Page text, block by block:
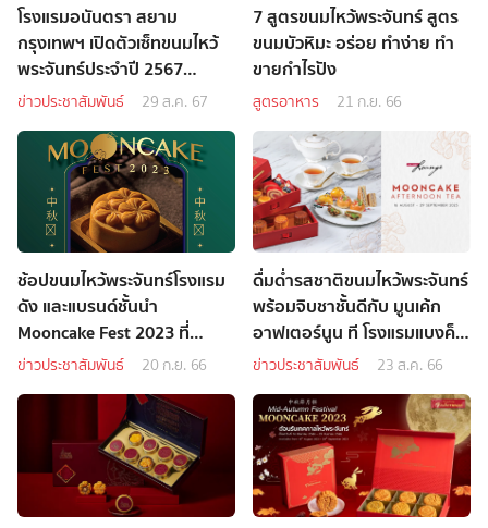
โรงแรมอนันตรา สยาม
กรุงเทพฯ เปิดตัวเซ็ทขนมไหว้
พระจันทร์ประจำปี 2567
EMPEROR COLLECTION
ข่าวประชาสัมพันธ์ 29 ส.ค. 67
7 สูตรขนมไหว้พระจันทร์ สูตร
ขนมบัวหิมะ อร่อย ทำง่าย ทำ
ขายกำไรปัง
สูตรอาหาร 21 ก.ย. 66
ช้อปขนมไหว้พระจันทร์โรงแรม
ดัง และแบรนด์ชั้นนำ
Mooncake Fest 2023 ที่
เซ็นทรัล
ข่าวประชาสัมพันธ์ 20 ก.ย. 66
ดื่มด่ำรสชาติขนมไหว้พระจันทร์
พร้อมจิบชาชั้นดีกับ มูนเค้ก
อาฟเตอร์นูน ที โรงแรมแบงค็
อก แมริออท มาร์คีส์ ควีนส์
ข่าวประชาสัมพันธ์ 23 ส.ค. 66